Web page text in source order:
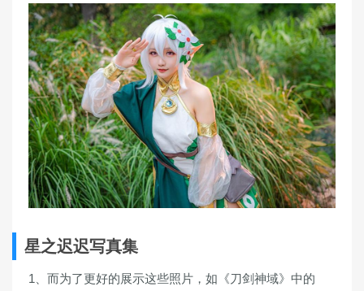
星之迟迟写真集
1、而为了更好的展示这些照片，如《刀剑神域》中的